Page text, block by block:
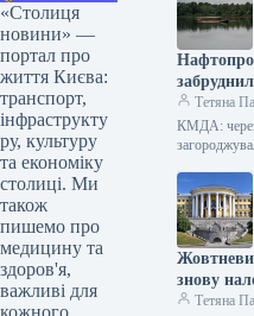
«Столиця
новини» —
портал про
життя Києва:
транспорт,
інфраструкту
ру, культуру
та економіку
столиці. Ми
також
пишемо про
медицину та
здоров'я,
важливі для
кожного
у Києві.
Тетяна
КМДА: через
Сирець у
знову
Тетяна